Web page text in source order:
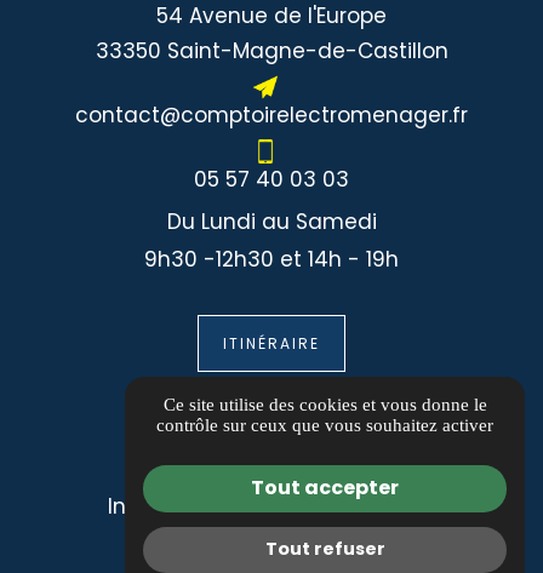
54 Avenue de l'Europe
33350 Saint-Magne-de-Castillon
contact@comptoirelectromenager.fr
05 57 40 03 03
Du Lundi au Samedi
9h30 -12h30 et 14h - 19h
ITINÉRAIRE
Informations
Guide local
Informations complémentaires
Mentions légales
Ce site utilise des cookies et vous donne le
contrôle sur ceux que vous souhaitez activer
Tout accepter
Tout refuser